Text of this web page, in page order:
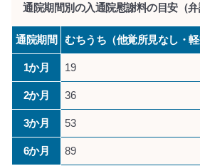
通院期間別の入通院慰謝料の目安（
通院期間 むちうち（他覚所見なし・軽
1か月 19
2か月 36
3か月 53
6か月 89